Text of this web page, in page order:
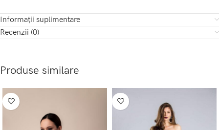
Informații suplimentare
Recenzii (0)
Produse similare